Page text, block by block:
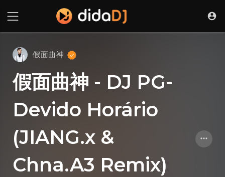
假面曲神
假面曲神 - DJ PG-
Devido Horário
(JIANG.x &
Chna.A3 Remix)